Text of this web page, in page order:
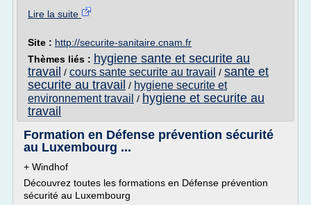
Lire la suite
Site : http://securite-sanitaire.cnam.fr
Thèmes liés : hygiene sante et securite au
travail / cours sante securite au travail / sante et
securite au travail / hygiene securite et
environnement travail / hygiene et securite au
travail
Formation en Défense prévention sécurité
au Luxembourg ...
+ Windhof
Découvrez toutes les formations en Défense prévention
sécurité au Luxembourg